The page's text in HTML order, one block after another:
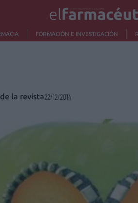
FORMACIÓN E INVESTIGACIÓN
la revista22/12/2014